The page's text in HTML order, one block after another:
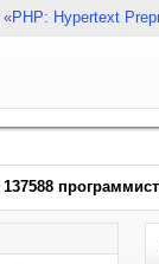
«PHP: Hypertext
137588